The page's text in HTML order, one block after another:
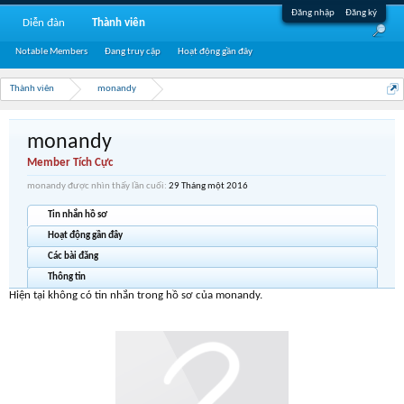
Đăng nhập Đăng ký
Thành viên monandy
monandy
Member Tích Cực
monandy được nhìn thấy lần cuối: 29 Tháng một 2016
Tin nhắn hồ sơ
Hoạt động gần đây
Các bài đăng
Thông tin
Hiện tại không có tin nhắn trong hồ sơ của monandy.
Diễn đàn Thành viên
Notable Members Đang truy cập Hoạt động gần đây